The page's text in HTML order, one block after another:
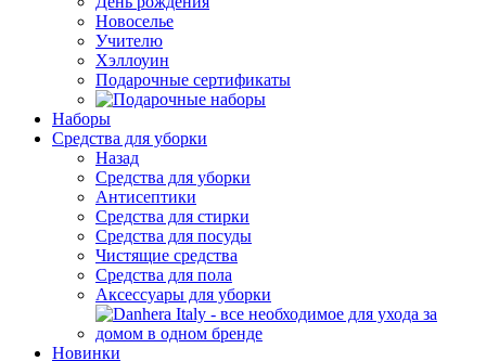
Новоселье
Учителю
Хэллоуин
Подарочные сертификаты
Наборы
Средства для уборки
Назад
Средства для уборки
Антисептики
Средства для стирки
Средства для посуды
Чистящие средства
Средства для пола
Аксессуары для уборки
Новинки